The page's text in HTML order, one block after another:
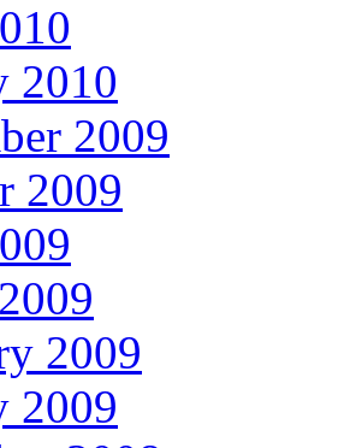
2010
2009
2009
2009
2009